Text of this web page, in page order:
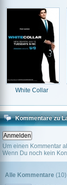
White Collar
Kommentare zu
Um einen Kommentar
Wenn Du noch kein
Alle Kommentare (10)